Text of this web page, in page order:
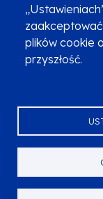
plików cookie
przyszłość.
Deklaracja
Przetwarzanie
Serwis dofinansowany